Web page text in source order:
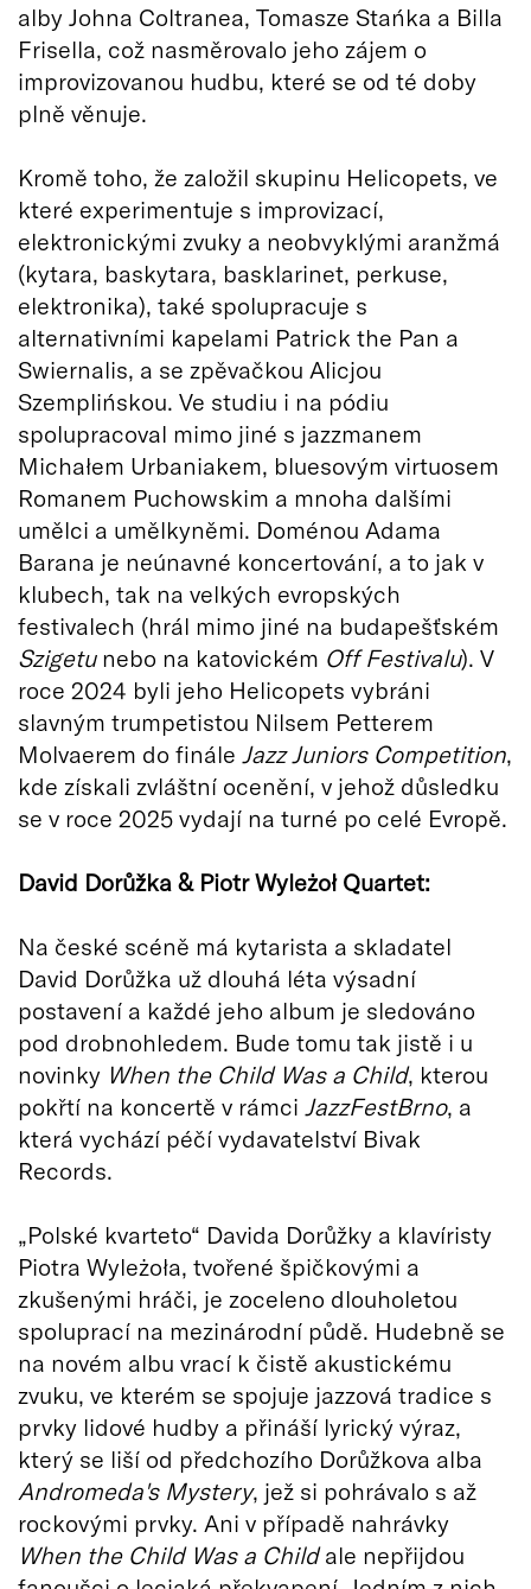
alby Johna Coltranea, Tomasze Stańka a Billa
Frisella, což nasměrovalo jeho zájem o
improvizovanou hudbu, které se od té doby
plně věnuje.
Kromě toho, že založil skupinu Helicopets, ve
které experimentuje s improvizací,
elektronickými zvuky a neobvyklými aranžmá
(kytara, baskytara, basklarinet, perkuse,
elektronika), také spolupracuje s
alternativními kapelami Patrick the Pan a
Swiernalis, a se zpěvačkou Alicjou
Szemplińskou. Ve studiu i na pódiu
spolupracoval mimo jiné s jazzmanem
Michałem Urbaniakem, bluesovým virtuosem
Romanem Puchowskim a mnoha dalšími
umělci a umělkyněmi. Doménou Adama
Barana je neúnavné koncertování, a to jak v
klubech, tak na velkých evropských
festivalech (hrál mimo jiné na budapešťském
Szigetunebo na katovickém Off Festivalu). V
roce 2024 byli jeho Helicopets vybráni
slavným trumpetistou Nilsem Petterem
Molvaerem do finále Jazz Juniors Competition,
kde získali zvláštní ocenění, v jehož důsledku
se v roce 2025 vydají na turné po celé Evropě.
David Dorůžka & Piotr Wyleżoł Quartet:
Na české scéně má kytarista a skladatel
David Dorůžka už dlouhá léta výsadní
postavení a každé jeho album je sledováno
pod drobnohledem. Bude tomu tak jistě i u
novinky When the Child Was a Child, kterou
pokřtí na koncertě v rámci JazzFestBrno, a
která vychází péčí vydavatelství Bivak
Records.
„Polské kvarteto“ Davida Dorůžky a klavíristy
Piotra Wyleżoła, tvořené špičkovými a
zkušenými hráči, je zoceleno dlouholetou
spoluprací na mezinárodní půdě. Hudebně se
na novém albu vrací k čistě akustickému
zvuku, ve kterém se spojuje jazzová tradice s
prvky lidové hudby a přináší lyrický výraz,
který se liší od předchozího Dorůžkova alba
Andromeda's Mystery, jež si pohrávalo s až
rockovými prvky. Ani v případě nahrávky
When the Child Was a Childale nepřijdou